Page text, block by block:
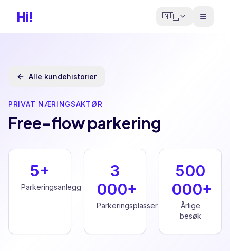
Hi! 🇳🇴
Alle kundehistorier
PRIVAT NÆRINGSAKTØR
Free-flow parkering
5+
Parkeringsanlegg
3
000+
Parkeringsplasser
500
000+
Årlige
besøk